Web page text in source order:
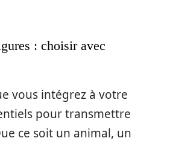
: choisir avec
vous intégrez à votre
pour transmettre
ce soit un animal, un